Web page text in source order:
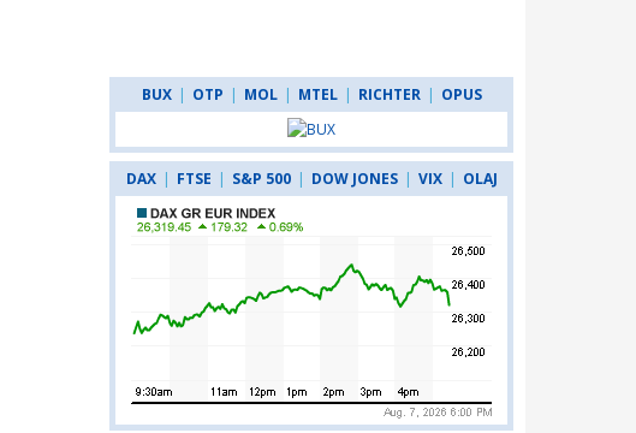
BUX | OTP | MOL | MTEL | RICHTER | OPUS
DAX | FTSE | S&P 500 | DOW JONES | VIX | OLAJ